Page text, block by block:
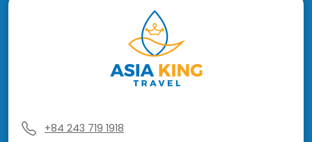
+84 243 719 1918